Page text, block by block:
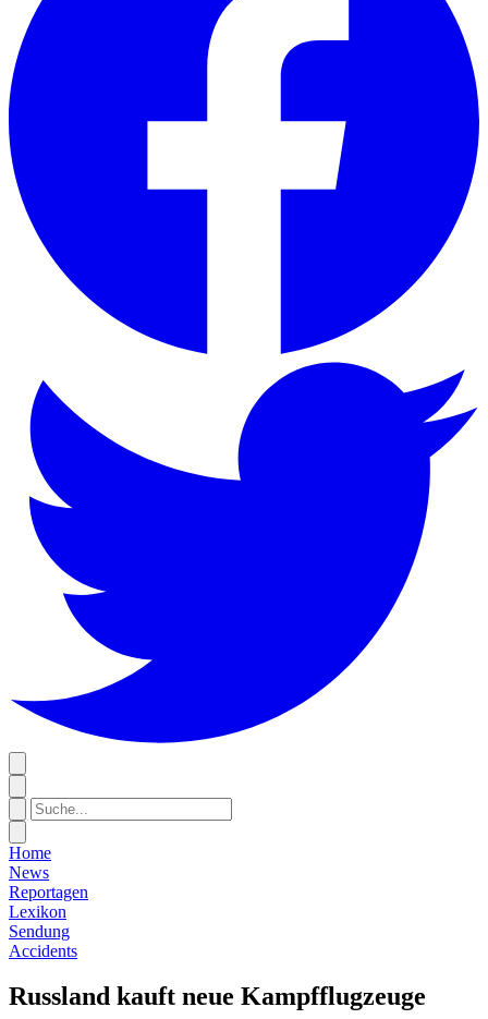
Home
News
Reportagen
Lexikon
Sendung
Accidents
Russland kauft neue Kampfflugzeuge